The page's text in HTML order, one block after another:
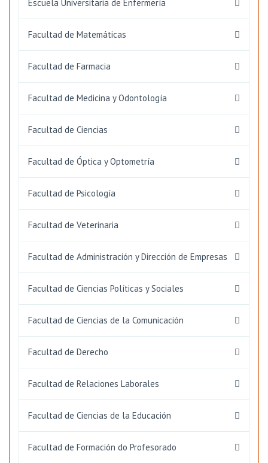
Escuela Universitaria de Enfermería
Facultad de Matemáticas
Facultad de Farmacia
Facultad de Medicina y Odontología
Facultad de Ciencias
Facultad de Óptica y Optometría
Facultad de Psicología
Facultad de Veterinaria
Facultad de Administración y Dirección de Empresas
Facultad de Ciencias Políticas y Sociales
Facultad de Ciencias de la Comunicación
Facultad de Derecho
Facultad de Relaciones Laborales
Facultad de Ciencias de la Educación
Facultad de Formación do Profesorado